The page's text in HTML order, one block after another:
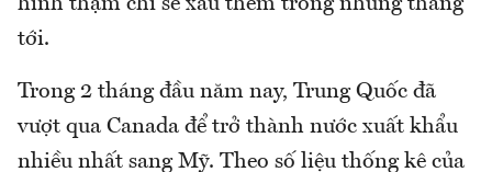
hình thậm chí sẽ xấu thêm trong những tháng
tới.
Trong 2 tháng đầu năm nay, Trung Quốc đã
vượt qua Canada để trở thành nước xuất khẩu
nhiều nhất sang Mỹ. Theo số liệu thống kê của